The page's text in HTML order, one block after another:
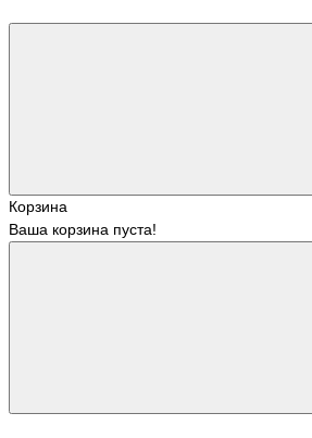
Корзина
Ваша корзина пуста!